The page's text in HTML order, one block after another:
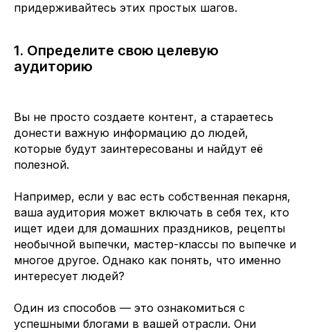
придерживайтесь этих простых шагов.
1. Определите свою целевую
аудиторию
Вы не просто создаете контент, а стараетесь
донести важную информацию до людей,
которые будут заинтересованы и найдут её
полезной.
Например, если у вас есть собственная пекарня,
ваша аудитория может включать в себя тех, кто
ищет идеи для домашних праздников, рецепты
необычной выпечки, мастер-классы по выпечке и
многое другое. Однако как понять, что именно
интересует людей?
Один из способов — это ознакомиться с
успешными блогами в вашей отрасли. Они